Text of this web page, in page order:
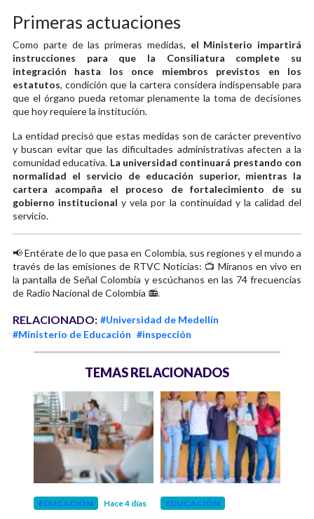
Primeras actuaciones
Como parte de las primeras medidas, el Ministerio impartirá
instrucciones para que la Consiliatura complete su
integración hasta los once miembros previstos en los
estatutos, condición que la cartera considera indispensable para
que el órgano pueda retomar plenamente la toma de decisiones
que hoy requiere la institución.
La entidad precisó que estas medidas son de carácter preventivo
y buscan evitar que las dificultades administrativas afecten a la
comunidad educativa. La universidad continuará prestando con
normalidad el servicio de educación superior, mientras la
cartera acompaña el proceso de fortalecimiento de su
gobierno institucional y vela por la continuidad y la calidad del
servicio.
📢 Entérate de lo que pasa en Colombia, sus regiones y el mundo a
través de las emisiones de RTVC Noticias: 📺 Míranos en vivo en
la pantalla de Señal Colombia y escúchanos en las 74 frecuencias
de Radio Nacional de Colombia 📻.
RELACIONADO: #Universidad de Medellín
#Ministerio de Educación #inspección
TEMAS RELACIONADOS
EDUCACIÓN Hace 4 días EDUCACIÓN